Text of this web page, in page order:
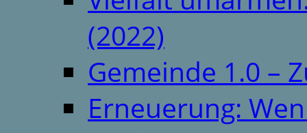
(2022)
Gemeinde 1.0 –
Erneuerung: